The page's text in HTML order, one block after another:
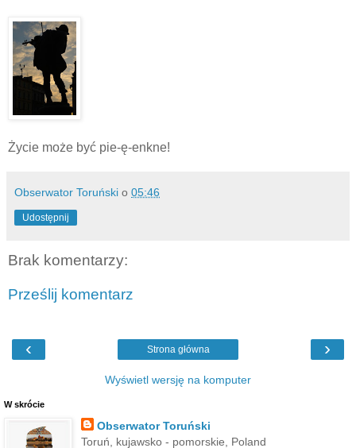
Życie może być pie-ę-enkne!
Obserwator Toruński o 05:46
Udostępnij
Brak komentarzy:
Prześlij komentarz
‹ ›
Strona główna
Wyświetl wersję na komputer
W skrócie
Obserwator Toruński
Toruń, kujawsko - pomorskie, Poland